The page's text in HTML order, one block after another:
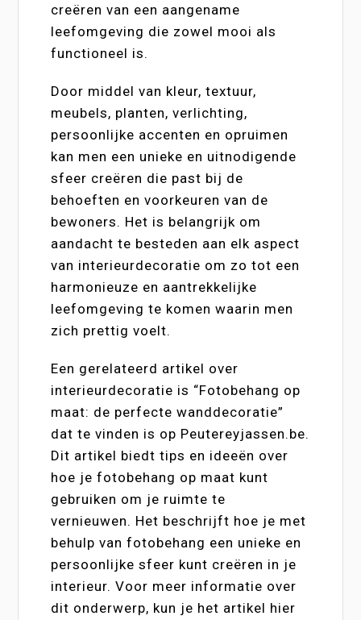
creëren van een aangename
leefomgeving die zowel mooi als
functioneel is.
Door middel van kleur, textuur,
meubels, planten, verlichting,
persoonlijke accenten en opruimen
kan men een unieke en uitnodigende
sfeer creëren die past bij de
behoeften en voorkeuren van de
bewoners. Het is belangrijk om
aandacht te besteden aan elk aspect
van interieurdecoratie om zo tot een
harmonieuze en aantrekkelijke
leefomgeving te komen waarin men
zich prettig voelt.
Een gerelateerd artikel over
interieurdecoratie is “Fotobehang op
maat: de perfecte wanddecoratie”
dat te vinden is op Peutereyjassen.be.
Dit artikel biedt tips en ideeën over
hoe je fotobehang op maat kunt
gebruiken om je ruimte te
vernieuwen. Het beschrijft hoe je met
behulp van fotobehang een unieke en
persoonlijke sfeer kunt creëren in je
interieur. Voor meer informatie over
dit onderwerp, kun je het artikel hier